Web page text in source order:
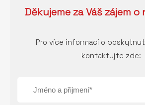
Děkujeme za Váš zájem
Pro více informací o
kontaktujte zde: